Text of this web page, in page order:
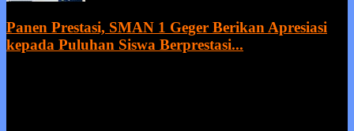
Panen Prestasi, SMAN 1 Geger Berikan Apresiasi
kepada Puluhan Siswa Berprestasi...